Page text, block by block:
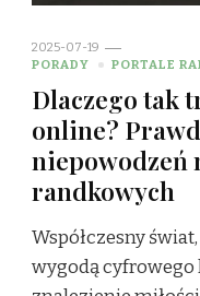
2025-07-19
PORADY
PORTALE
Dlaczego tak
online?
niepowodzeń
randkowych
Współczesny
wygodą cyfrowego